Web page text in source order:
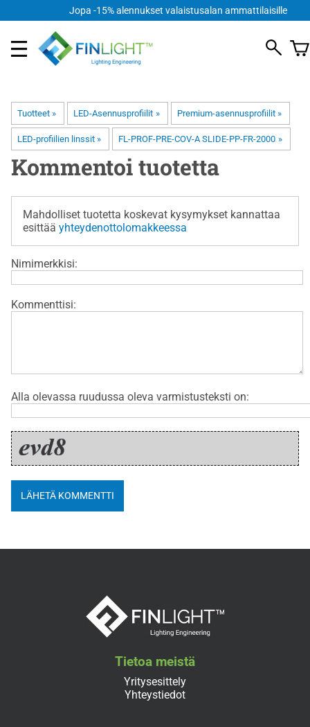
Jopa -15% alennukset valaistusalan ammattilaisille
Tuotteet ‪» LED-Asennusprofiilit ‪» Premium-asennusprofiilit ‪»
LED-profiilien linssit ‪» FL-PROF-PRE-COV-A SLIDE-PP-FR-2000 ‪»
Kommentoi tuotetta
Mahdolliset tuotetta koskevat kysymykset kannattaa
esittää yhteydenottolomakkeessa
Nimimerkkisi:
Kommenttisi:
Alla olevassa ruudussa oleva varmistusteksti on:
Tietoa meistä
Yritysesittely
Yhteystiedot